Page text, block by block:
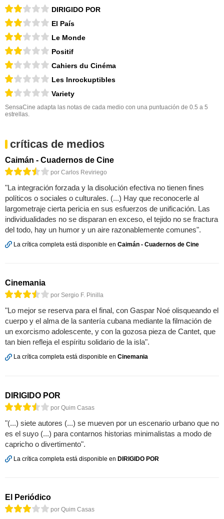
DIRIGIDO POR
El País
Le Monde
Positif
Cahiers du Cinéma
Les Inrockuptibles
Variety
SensaCine adapta las notas de cada medio con una puntuación de 0.5 a 5
estrellas.
críticas de medios
Caimán - Cuadernos de Cine
por Carlos Reviriego
"La integración forzada y la disolución efectiva no tienen fines
políticos o sociales o culturales. (...) Hay que reconocerle al
largometraje cierta pericia en sus esfuerzos de unificación. Las
individualidades no se disparan en exceso, el tejido no se fractura
del todo, hay un humor y un aire razonablemente comunes".
La crítica completa está disponible en Caimán - Cuadernos de Cine
Cinemania
por Sergio F. Pinilla
"Lo mejor se reserva para el final, con Gaspar Noé olisqueando el
cuerpo y el alma de la santería cubana mediante la filmación de
un exorcismo adolescente, y con la gozosa pieza de Cantet, que
tan bien refleja el espíritu solidario de la isla".
La crítica completa está disponible en Cinemania
DIRIGIDO POR
por Quim Casas
"(...) siete autores (...) se mueven por un escenario urbano que no
es el suyo (...) para contarnos historias minimalistas a modo de
capricho o divertimento".
La crítica completa está disponible en DIRIGIDO POR
El Periódico
por Quim Casas